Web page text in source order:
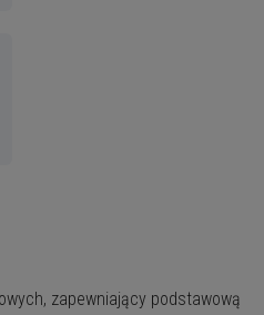
zapewniający podstawową